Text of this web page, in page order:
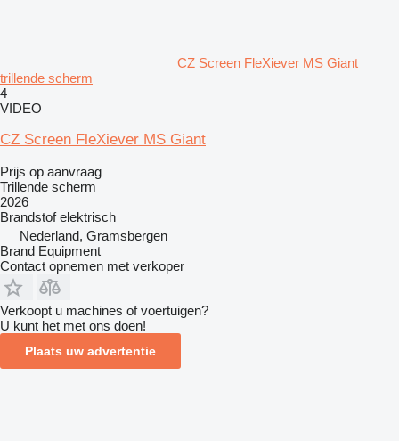
CZ Screen FleXiever MS Giant
trillende scherm
4
VIDEO
CZ Screen FleXiever MS Giant
Prijs op aanvraag
Trillende scherm
2026
Brandstof elektrisch
Nederland, Gramsbergen
Brand Equipment
Contact opnemen met verkoper
Verkoopt u machines of voertuigen?
U kunt het met ons doen!
Plaats uw advertentie